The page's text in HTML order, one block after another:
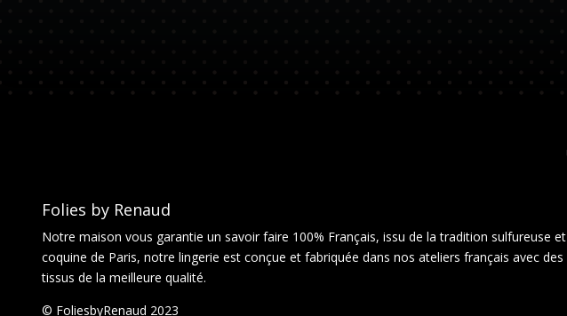
Folies by Renaud
Notre maison vous garantie un savoir faire 100% Français, issu de la tradition sulfureuse et
coquine de Paris, notre lingerie est conçue et fabriquée dans nos ateliers français avec des
tissus de la meilleure qualité.
© FoliesbyRenaud 2023